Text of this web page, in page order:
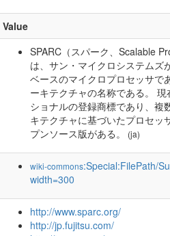
Value
SPARC（スパーク、Scalable
は、サン・マイクロシステムズ
ベースのマイクロプロセッサで
ーキテクチャの名称である。
ショナルの登録商標であり、複
キテクチャに基づいたプロセッ
プンソース版がある。
(ja)
wiki-commons:Special:FilePath/
width=300
http://www.sparc.org/
http://jp.fujitsu.com/